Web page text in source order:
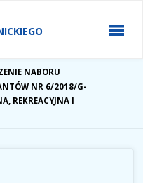
NABORU
NR 6/2018/G-
REKREACYJNA I